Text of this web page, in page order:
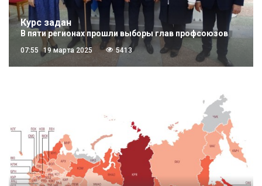
Курс задан
В пяти регионах прошли выборы глав профсоюзов
07:55 19 марта 2025 5413